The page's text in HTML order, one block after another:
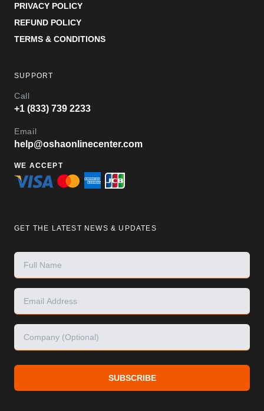
PRIVACY POLICY
REFUND POLICY
TERMS & CONDITIONS
SUPPORT
Call
+1 (833) 739 2233
Email
help@oshaonlinecenter.com
WE ACCEPT
GET THE LATEST NEWS & UPDATES
SUBSCRIBE